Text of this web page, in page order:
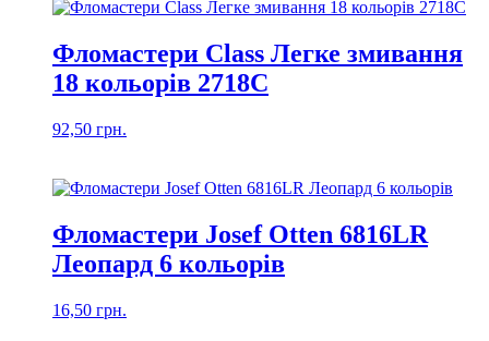
Фломастери Class Легке змивання
18 кольорів 2718C
92,50 грн.
Фломастери Josef Otten 6816LR
Леопард 6 кольорів
16,50 грн.